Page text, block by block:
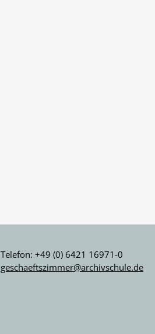
Telefon: +49 (0) 6421 16971-0
geschaeftszimmer@archivschule.de